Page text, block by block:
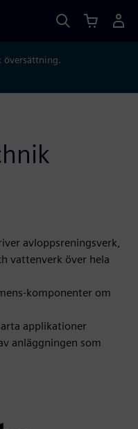
översättning.
avloppsreningsverk,
vattenverk över hela
komponenter om
applikationer
anläggningen som